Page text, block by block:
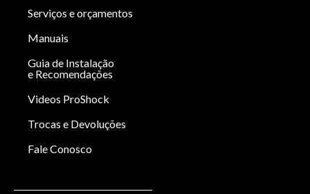
Serviços e orçamentos
Manuais
Guia de Instalação
e Recomendações
Videos ProShock
Trocas e Devoluções
Fale Conosco